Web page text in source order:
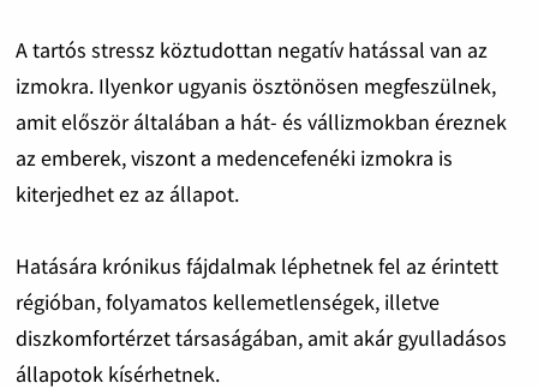
A tartós stressz köztudottan negatív hatással van az
izmokra. Ilyenkor ugyanis ösztönösen megfeszülnek,
amit először általában a hát- és vállizmokban éreznek
az emberek, viszont a medencefenéki izmokra is
kiterjedhet ez az állapot.
Hatására krónikus fájdalmak léphetnek fel az érintett
régióban, folyamatos kellemetlenségek, illetve
diszkomfortérzet társaságában, amit akár gyulladásos
állapotok kísérhetnek.